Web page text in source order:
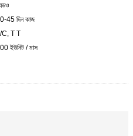
45 দিন কাজ
C, T T
ইউনিট / মাস